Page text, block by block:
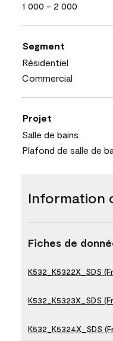
1 000 - 2 000
Segment
Résidentiel
Commercial
Projet
Salle de bains
Plafond de salle de
Information
Fiches de
K532_K5322X_SDS
K532_K5323X_SDS
K532_K5324X_SDS